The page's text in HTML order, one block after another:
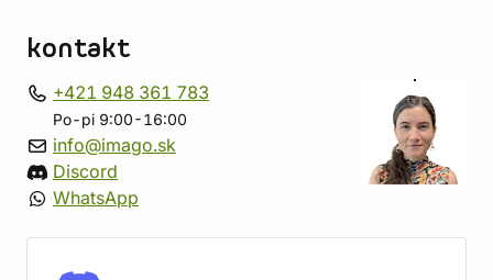
kontakt
+421 948 361 783
Po-pi 9:00-16:00
info@imago.sk
Discord
WhatsApp